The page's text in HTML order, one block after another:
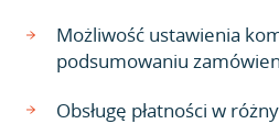
Możliwość ustawienia
podsumowaniu
Obsługę płatności w